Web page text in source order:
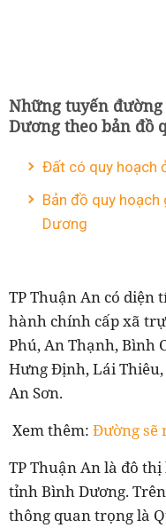
Những tuyến đường
Dương theo bản đồ
Đất có quy hoạch
Bản đồ quy hoạch
Dương
TP Thuận An có diện
hành chính cấp xã
Phú, An Thạnh, Bình
Hưng Định, Lái
An Sơn.
Xem thêm: Đường sẽ
TP Thuận An là đô
tỉnh Bình Dương.
thông quan trọng là